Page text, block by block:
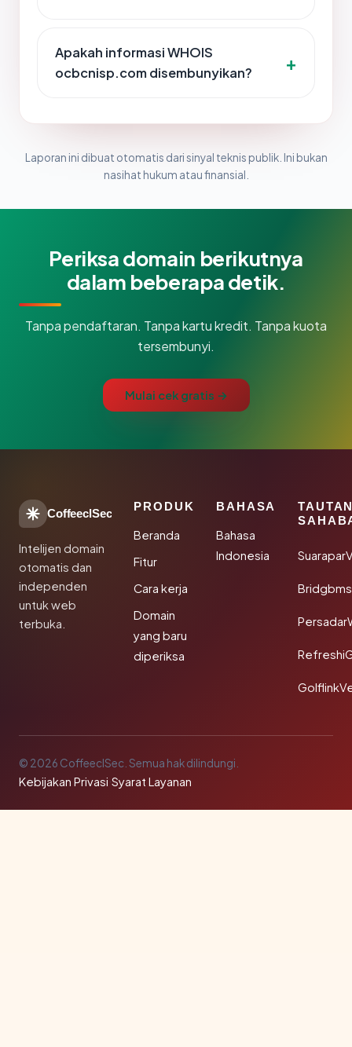
Apakah informasi WHOIS
ocbcnisp.com disembunyikan?
Laporan ini dibuat otomatis dari sinyal teknis publik. Ini bukan
nasihat hukum atau finansial.
Periksa domain berikutnya
dalam beberapa detik.
Tanpa pendaftaran. Tanpa kartu kredit. Tanpa kuota
tersembunyi.
Mulai cek gratis →
CoffeeclSec
Intelijen domain
otomatis dan
independen
untuk web
terbuka.
PRODUK
Beranda
Fitur
Cara kerja
Domain
yang baru
diperiksa
BAHASA
Bahasa
Indonesia
© 2026 CoffeeclSec. Semua hak dilindungi.
Kebijakan Privasi·Syarat Layanan